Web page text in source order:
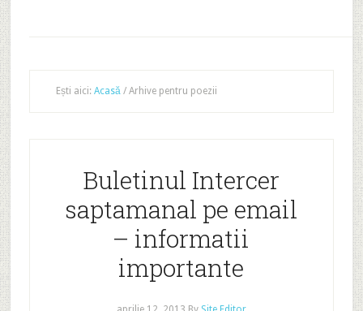
Ești aici: Acasă /Arhive pentru poezii
Buletinul Intercer
saptamanal pe email
– informatii
importante